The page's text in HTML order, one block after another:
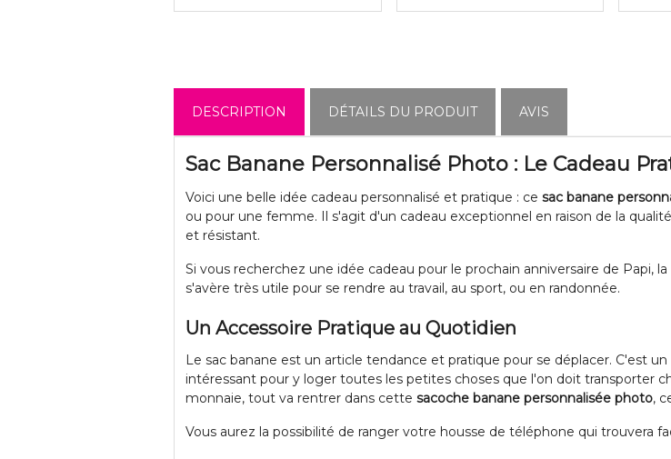
DESCRIPTION DÉTAILS DU PRODUIT AVIS
Sac Banane Personnalisé Photo : Le Cadeau
Voici une belle idée cadeau personnalisé et pratique : ce sac banane
ou pour une femme. Il s'agit d'un cadeau exceptionnel en raison de la
et résistant.
Si vous recherchez une idée cadeau pour le prochain anniversaire de Papi,
s'avère très utile pour se rendre au travail, au sport, ou en randonnée.
Un Accessoire Pratique au Quotidien
Le sac banane est un article tendance et pratique pour se déplacer. C'est
intéressant pour y loger toutes les petites choses que l'on doit transporter
monnaie, tout va rentrer dans cette sacoche banane personnalisée photo,
Vous aurez la possibilité de ranger votre housse de téléphone qui trouvera